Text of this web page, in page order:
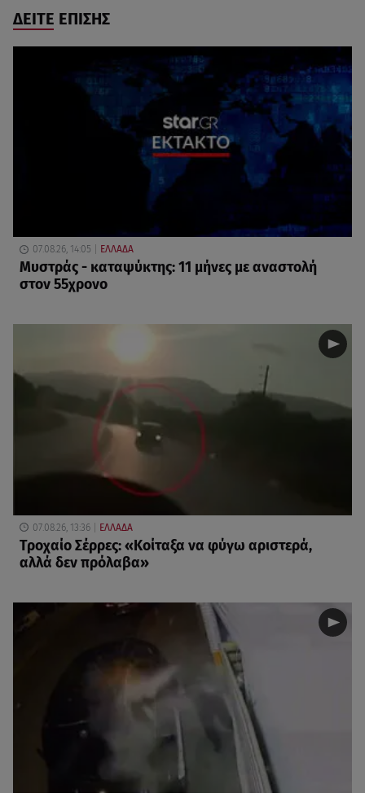
ΔΕΙΤΕ ΕΠΙΣΗΣ
07.08.26, 14:05 ΕΛΛΑΔΑ
Μυστράς - καταψύκτης: 11 μήνες με αναστολή
στον 55χρονο
07.08.26, 13:36 ΕΛΛΑΔΑ
Τροχαίο Σέρρες: «Κοίταξα να φύγω αριστερά,
αλλά δεν πρόλαβα»